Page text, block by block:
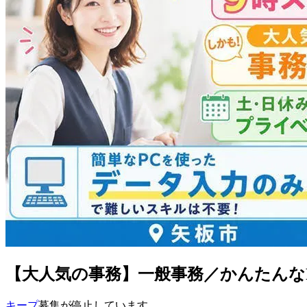
【大人気の事務】一般事務／かんたん